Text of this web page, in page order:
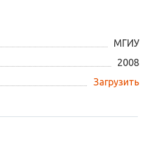
МГИУ
2008
Загрузить